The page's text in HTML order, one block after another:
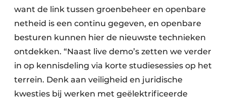
want de link tussen groenbeheer en openbare
netheid is een continu gegeven, en openbare
besturen kunnen hier de nieuwste technieken
ontdekken. “Naast live demo’s zetten we verder
in op kennisdeling via korte studiesessies op het
terrein. Denk aan veiligheid en juridische
kwesties bij werken met geëlektrificeerde